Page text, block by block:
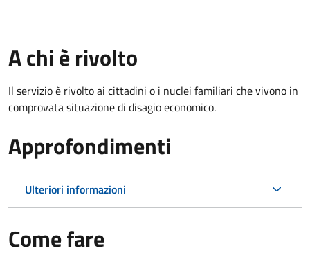
A chi è rivolto
Il servizio è rivolto ai cittadini o i nuclei familiari che vivono in
comprovata situazione di disagio economico.
Approfondimenti
Ulteriori informazioni
Come fare